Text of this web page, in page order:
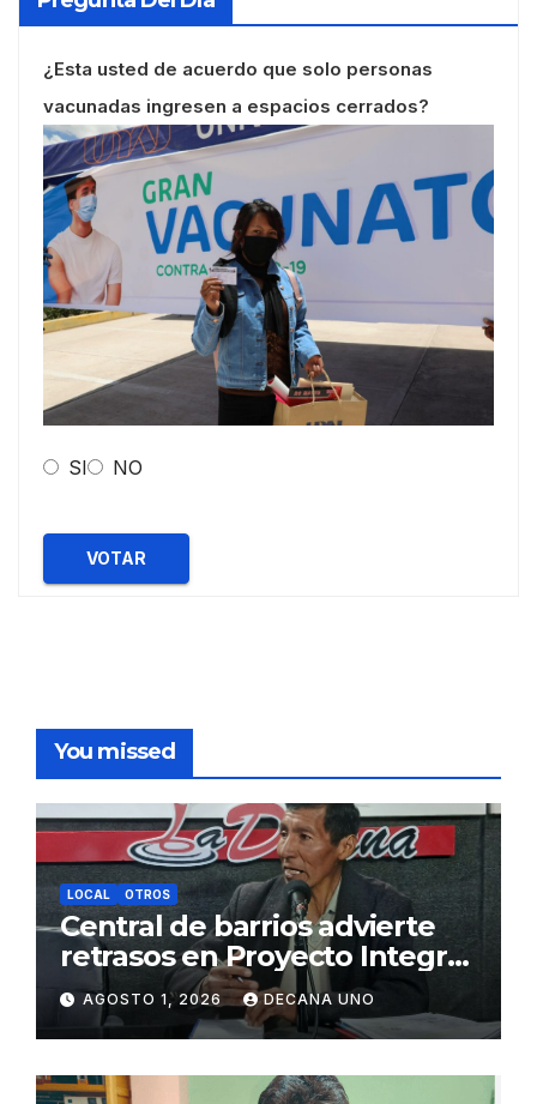
¿Esta usted de acuerdo que solo personas
vacunadas ingresen a espacios cerrados?
SI NO
VOTAR
You missed
LOCAL OTROS
Central de barrios advierte
retrasos en Proyecto Integral
de Agua y Alcantarillado para
Juliaca
AGOSTO 1, 2026 DECANA UNO